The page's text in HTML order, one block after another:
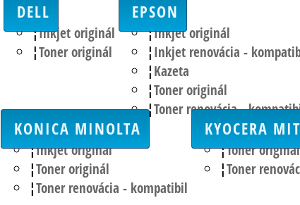
DELL
Inkjet originál
Toner originál
EPSON
Inkjet originál
Inkjet renovácia -
Kazeta
Toner originál
Toner renovácia -
KONICA MINOLTA
Inkjet originál
Toner originál
Toner renovácia - kompatibil
KYOCERA
Toner originál
Toner